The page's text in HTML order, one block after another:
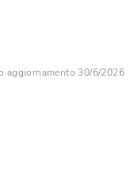
aggiornamento 30/6/2026